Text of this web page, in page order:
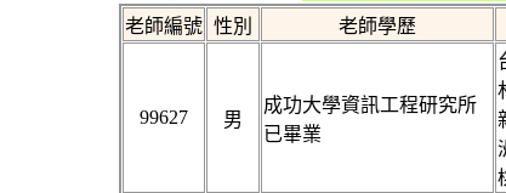
老師編號 性別 老師學歷
99627 男
成功大學資訊工程研究所
已畢業